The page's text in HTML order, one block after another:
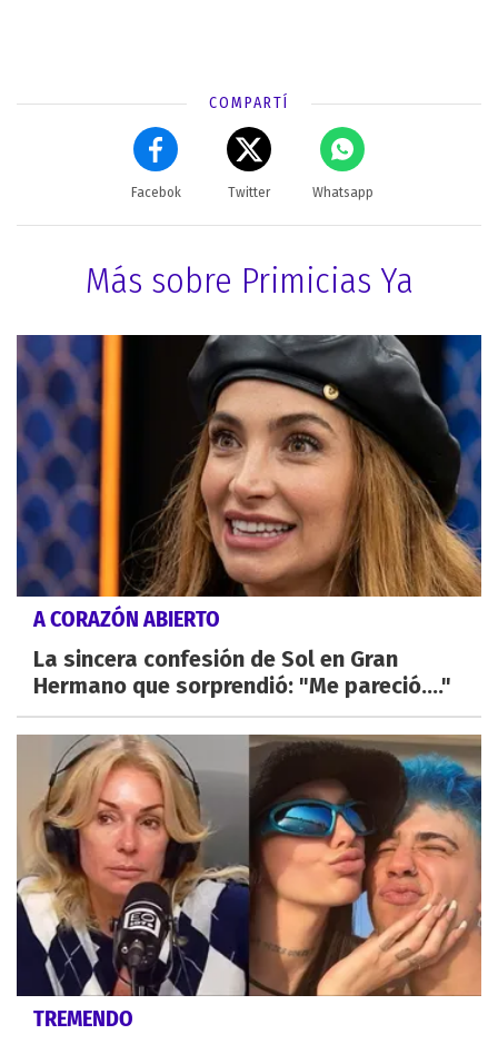
COMPARTÍ
Facebok Twitter Whatsapp
Más sobre Primicias Ya
A CORAZÓN ABIERTO
La sincera confesión de Sol en Gran
Hermano que sorprendió: "Me pareció...."
TREMENDO